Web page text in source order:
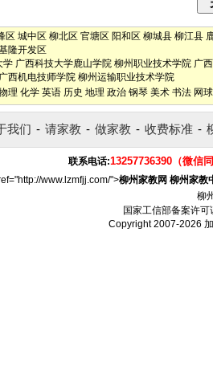
区 城中区 柳北区 官塘区 阳和区 柳城县 柳江县
隆开发区
学 广西科技大学鹿山学院 柳州职业技术学院 广
广西机电技师学院 柳州运输职业技术学院
理 化学 英语 历史 地理 政治 钢琴 美术 书法 网球
我们 - 请家教 - 做家教 - 收费标准 -
联系电话:13257736390（微信
www.lzmfjj.com/">柳州家教网 柳州家教
柳
国家工信部备案许可
Copyright 2007-2026